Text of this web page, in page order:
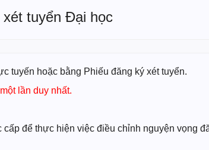
tuyển Đại học
tuyến hoặc bằng Phiếu đăng ký xét tuyển.
lần duy nhất.
để thực hiện việc điều chỉnh nguyện vọng